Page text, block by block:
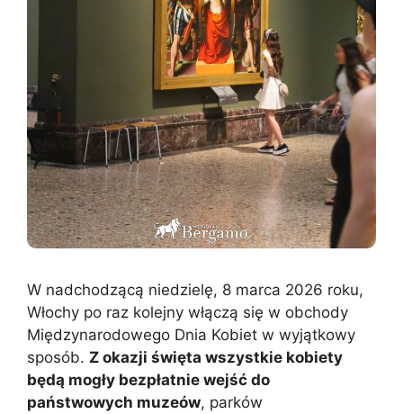
W nadchodzącą niedzielę, 8 marca 2026 roku,
Włochy po raz kolejny włączą się w obchody
Międzynarodowego Dnia Kobiet w wyjątkowy
sposób. Z okazji święta wszystkie kobiety
będą mogły bezpłatnie wejść do
państwowych muzeów, parków